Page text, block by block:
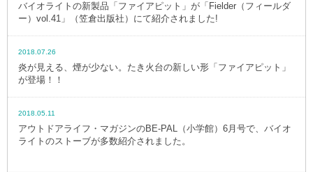
バイオライトの新製品「ファイアピット」が「Fielder（フィールダ
ー）vol.41」（笠倉出版社）にて紹介されました!
2018.07.26
炎が見える、煙が少ない。たき火台の新しい形「ファイアピット」
が登場！！
2018.05.11
アウトドアライフ・マガジンのBE-PAL（小学館）6月号で、バイオ
ライトのストーブが多数紹介されました。